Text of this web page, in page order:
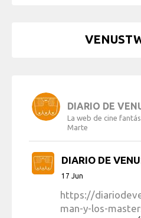
DIARIO DE
La web de cine
Marte
DIARIO DE
17 Jun
https://
man-y-los-